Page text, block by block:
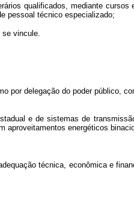
qualificados, mediante cursos
pessoal técnico especializado;
vincule.
por delegação do poder público,
e de sistemas de
aproveitamentos energéticos
técnica, econômica e